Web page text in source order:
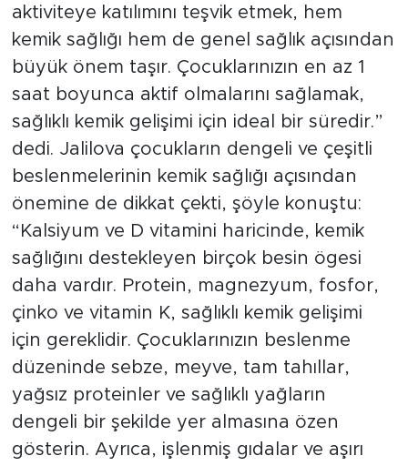
aktiviteye katılımını teşvik etmek, hem
kemik sağlığı hem de genel sağlık açısından
büyük önem taşır. Çocuklarınızın en az 1
saat boyunca aktif olmalarını sağlamak,
sağlıklı kemik gelişimi için ideal bir süredir.”
dedi. Jalilova çocukların dengeli ve çeşitli
beslenmelerinin kemik sağlığı açısından
önemine de dikkat çekti, şöyle konuştu:
“Kalsiyum ve D vitamini haricinde, kemik
sağlığını destekleyen birçok besin ögesi
daha vardır. Protein, magnezyum, fosfor,
çinko ve vitamin K, sağlıklı kemik gelişimi
için gereklidir. Çocuklarınızın beslenme
düzeninde sebze, meyve, tam tahıllar,
yağsız proteinler ve sağlıklı yağların
dengeli bir şekilde yer almasına özen
gösterin. Ayrıca, işlenmiş gıdalar ve aşırı